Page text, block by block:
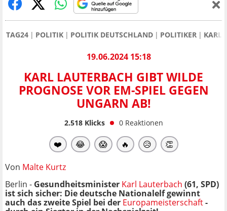
TAG24 POLITIK POLITIK DEUTSCHLAND POLITIKER KARL
19.06.2024 15:18
KARL LAUTERBACH GIBT WILDE
PROGNOSE VOR EM-SPIEL GEGEN
UNGARN AB!
2.518Klicks 0 Reaktionen
❤️ 😂 😱 🔥 😥 👏
Von Malte Kurtz
Berlin - Gesundheitsminister Karl Lauterbach (61, SPD)
ist sich sicher: Die deutsche Nationalelf gewinnt
auch das zweite Spiel bei der Europameisterschaft-